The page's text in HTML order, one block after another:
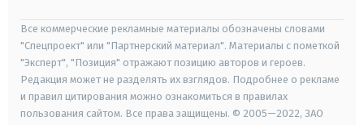
Все коммерческие рекламные материалы обозначены словами
"Спецпроект" или "Партнерский материал". Материалы с пометкой
"Эксперт", "Позиция" отражают позицию авторов и героев.
Редакция может не разделять их взглядов. Подробнее о рекламе
и правил цитирования можно ознакомиться в правилах
пользования сайтом. Все права защищены. © 2005—2022, ЗАО